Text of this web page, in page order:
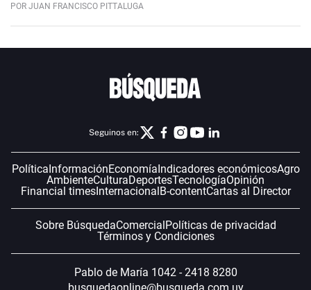
POR JUAN FRANCISCO PITTALUGA
Seguinos en:
PolíticaInformaciónEconomíaIndicadores económicosAgro
AmbienteCulturaDeportesTecnologíaOpinión
Financial timesInternacionalB-contentCartas al Director
Sobre BúsquedaComercialPolíticas de privacidad
Términos y Condiciones
Pablo de María 1042 - 2418 8280